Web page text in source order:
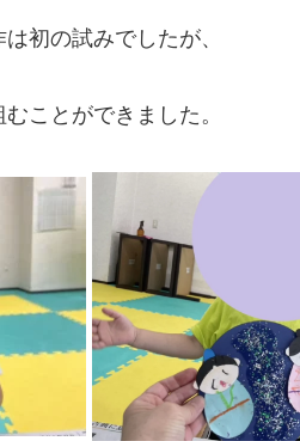
初の試みでしたが、
ことができました。